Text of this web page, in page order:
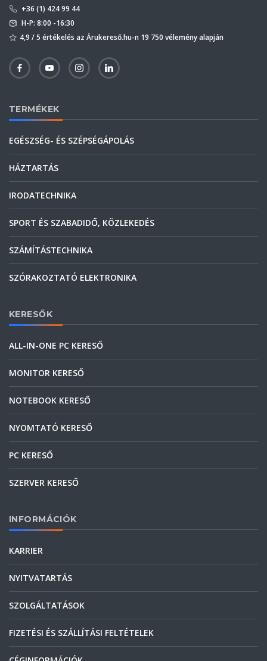
+36 (1) 424 99 44
H-P: 8:00 -16:30
4,9 / 5 értékelés az Árukereső.hu-n 19 750 vélemény alapján
TERMÉKEK
EGÉSZSÉG- ÉS SZÉPSÉGÁPOLÁS
HÁZTARTÁS
IRODATECHNIKA
SPORT ÉS SZABADIDŐ, KÖZLEKEDÉS
SZÁMÍTÁSTECHNIKA
SZÓRAKOZTATÓ ELEKTRONIKA
KERESŐK
ALL-IN-ONE PC KERESŐ
MONITOR KERESŐ
NOTEBOOK KERESŐ
NYOMTATÓ KERESŐ
PC KERESŐ
SZERVER KERESŐ
INFORMÁCIÓK
KARRIER
NYITVATARTÁS
SZOLGÁLTATÁSOK
FIZETÉSI ÉS SZÁLLÍTÁSI FELTÉTELEK